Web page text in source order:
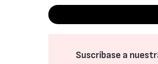
Suscríbase a